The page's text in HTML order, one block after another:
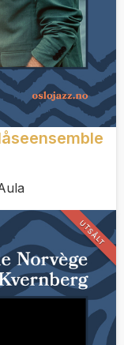
UTSÅLT